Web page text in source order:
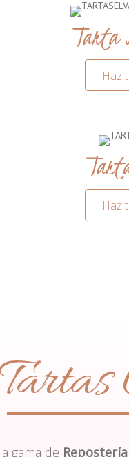
Tarta
Haz
Haz
Tartas
gama de